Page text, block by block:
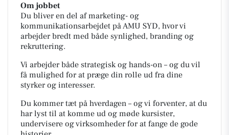
Om jobbet
Du bliver en del af marketing- og
kommunikationsarbejdet på AMU SYD, hvor vi
arbejder bredt med både synlighed, branding og
rekruttering.
Vi arbejder både strategisk og hands-on – og du vil
få mulighed for at præge din rolle ud fra dine
styrker og interesser.
Du kommer tæt på hverdagen – og vi forventer, at du
har lyst til at komme ud og møde kursister,
undervisere og virksomheder for at fange de gode